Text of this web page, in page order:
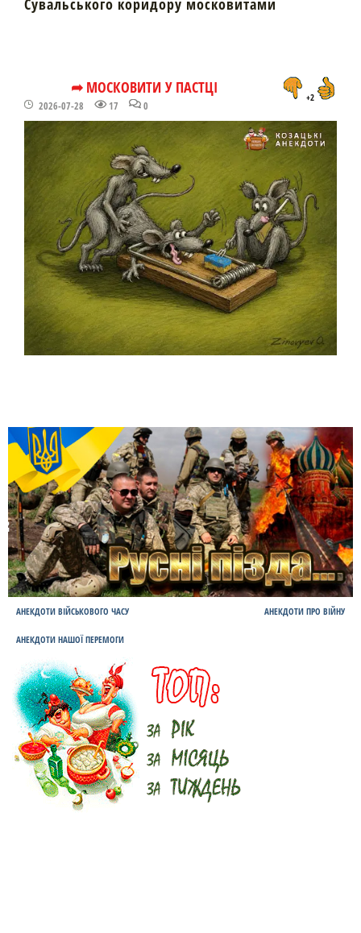
➦ МОСКОВИТИ У ПАСТЦІ
2026-07-28 17 0
+2
АНЕКДОТИ ВІЙСЬКОВОГО ЧАСУ АНЕКДОТИ ПРО ВІЙНУ
АНЕКДОТИ НАШОЇ ПЕРЕМОГИ